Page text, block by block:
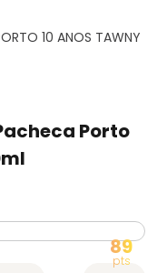
10 ANOS TAWNY
Porto
89